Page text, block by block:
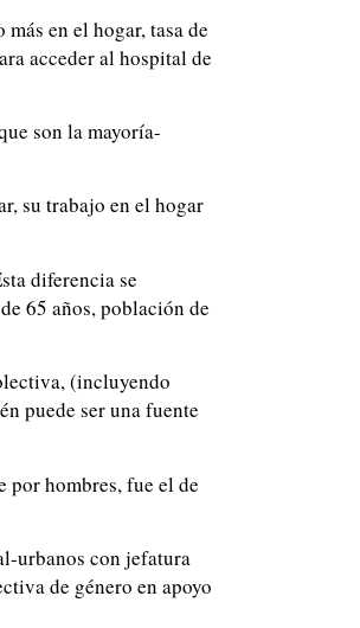
en el hogar, tasa de
acceder al hospital de
son la mayoría-
su trabajo en el hogar
diferencia se
65 años, población de
(incluyendo
puede ser una fuente
por hombres, fue el de
urbanos con jefatura
de género en apoyo